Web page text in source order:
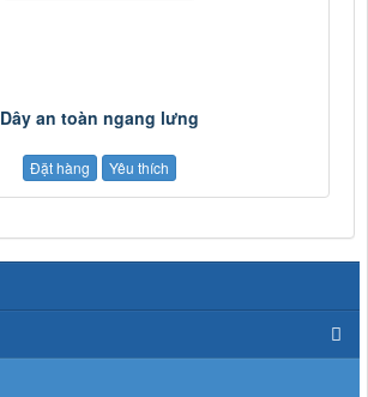
Dây an toàn ngang lưng
Đặt hàng Yêu thích